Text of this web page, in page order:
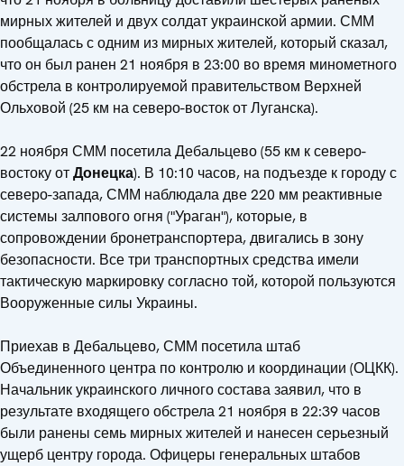
мирных жителей и двух солдат украинской армии. СММ
пообщалась с одним из мирных жителей, который сказал,
что он был ранен 21 ноября в 23:00 во время минометного
обстрела в контролируемой правительством Верхней
Ольховой (25 км на северо-восток от Луганска).
22 ноября СММ посетила Дебальцево (55 км к северо-
востоку отДонецка). В 10:10 часов, на подъезде к городу с
северо-запада, СММ наблюдала две 220 мм реактивные
системы залпового огня ("Ураган"), которые, в
сопровождении бронетранспортера, двигались в зону
безопасности. Все три транспортных средства имели
тактическую маркировку согласно той, которой пользуются
Вооруженные силы Украины.
Приехав в Дебальцево, СММ посетила штаб
Объединенного центра по контролю и координации (ОЦКК).
Начальник украинского личного состава заявил, что в
результате входящего обстрела 21 ноября в 22:39 часов
были ранены семь мирных жителей и нанесен серьезный
ущерб центру города. Офицеры генеральных штабов